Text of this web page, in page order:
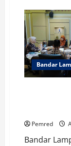
Bandar
Pemred
Bandar